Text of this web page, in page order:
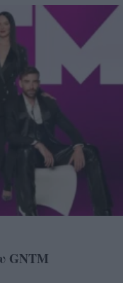
GNTM